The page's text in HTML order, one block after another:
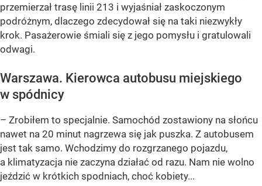
przemierzał trasę linii 213 i wyjaśniał zaskoczonym
podróżnym, dlaczego zdecydował się na taki niezwykły
krok. Pasażerowie śmiali się z jego pomysłu i gratulowali
odwagi.
Warszawa. Kierowca autobusu miejskiego
w spódnicy
– Zrobiłem to specjalnie. Samochód zostawiony na słońcu
nawet na 20 minut nagrzewa się jak puszka. Z autobusem
jest tak samo. Wchodzimy do rozgrzanego pojazdu,
a klimatyzacja nie zaczyna działać od razu. Nam nie wolno
jeździć w krótkich spodniach, choć kobiety...